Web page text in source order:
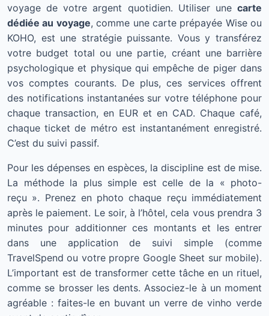
voyage de votre argent quotidien. Utiliser une carte
dédiée au voyage, comme une carte prépayée Wise ou
KOHO, est une stratégie puissante. Vous y transférez
votre budget total ou une partie, créant une barrière
psychologique et physique qui empêche de piger dans
vos comptes courants. De plus, ces services offrent
des notifications instantanées sur votre téléphone pour
chaque transaction, en EUR et en CAD. Chaque café,
chaque ticket de métro est instantanément enregistré.
C’est du suivi passif.
Pour les dépenses en espèces, la discipline est de mise.
La méthode la plus simple est celle de la « photo-
reçu ». Prenez en photo chaque reçu immédiatement
après le paiement. Le soir, à l’hôtel, cela vous prendra 3
minutes pour additionner ces montants et les entrer
dans une application de suivi simple (comme
TravelSpend ou votre propre Google Sheet sur mobile).
L’important est de transformer cette tâche en un rituel,
comme se brosser les dents. Associez-le à un moment
agréable : faites-le en buvant un verre de vinho verde